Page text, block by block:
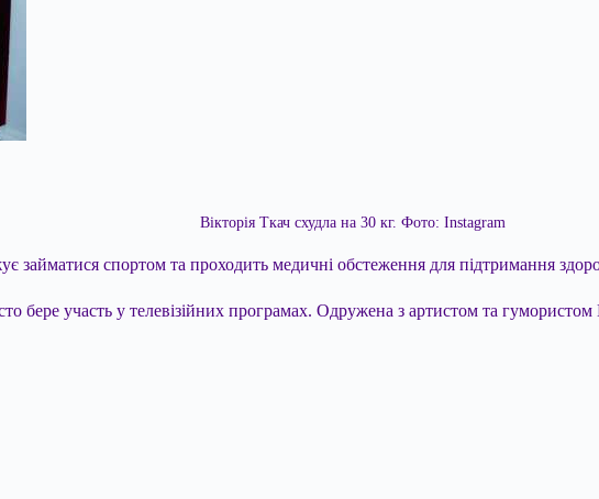
Вікторія Ткач схудла на 30 кг. Фото: Instagram
спортом та проходить медичні обстеження для підтримання
бере участь у телевізійних програмах. Одружена з артистом та